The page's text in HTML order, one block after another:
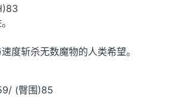
度斩杀无数魔物的人类希望。
(臀围)85